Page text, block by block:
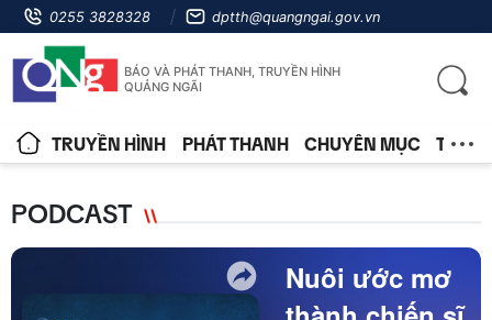
0255 3828328 dptth@quangngai.gov.vn
BÁO VÀ PHÁT THANH, TRUYỀN HÌNH
QUẢNG NGÃI
TRUYỀN HÌNH PHÁT THANH CHUYÊN MỤC TIN
PODCAST